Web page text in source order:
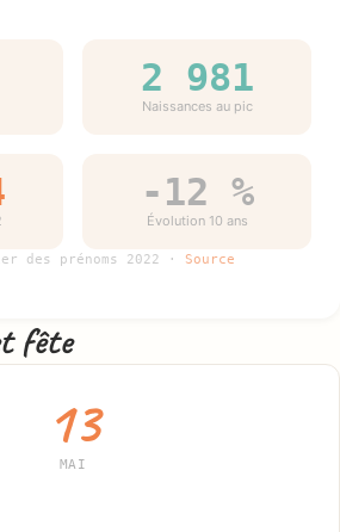
2 981
Naissances au pic
-12 %
Évolution 10 ans
des prénoms 2022 · Source
fête
13
MAI